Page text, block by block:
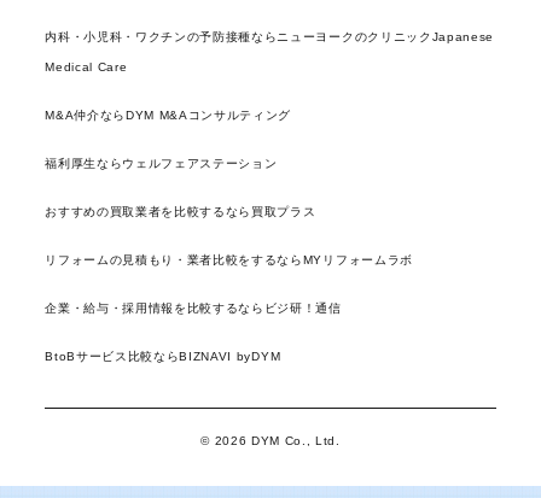
内科・小児科・ワクチンの予防接種ならニューヨークのクリニックJapanese
Medical Care
M&A仲介ならDYM M&Aコンサルティング
福利厚生ならウェルフェアステーション
おすすめの買取業者を比較するなら買取プラス
リフォームの見積もり・業者比較をするならMYリフォームラボ
企業・給与・採用情報を比較するならビジ研！通信
BtoBサービス比較ならBIZNAVI byDYM
© 2026 DYM Co., Ltd.